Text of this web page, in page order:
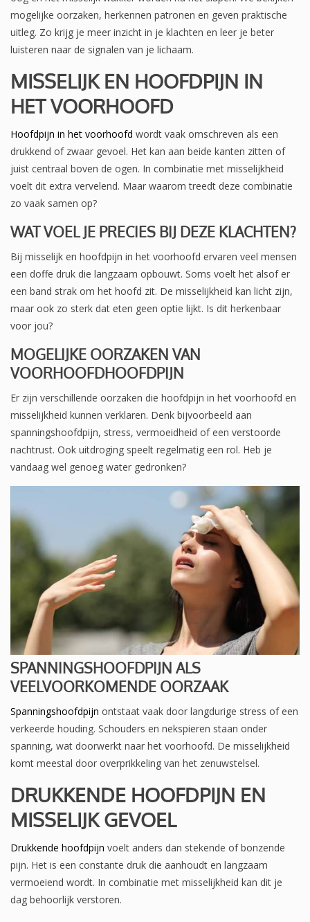
mogelijke oorzaken, herkennen patronen en geven praktische
uitleg. Zo krijg je meer inzicht in je klachten en leer je beter
luisteren naar de signalen van je lichaam.
MISSELIJK EN HOOFDPIJN IN
HET VOORHOOFD
Hoofdpijn in het voorhoofd wordt vaak omschreven als een
drukkend of zwaar gevoel. Het kan aan beide kanten zitten of
juist centraal boven de ogen. In combinatie met misselijkheid
voelt dit extra vervelend. Maar waarom treedt deze combinatie
zo vaak samen op?
WAT VOEL JE PRECIES BIJ DEZE KLACHTEN?
Bij misselijk en hoofdpijn in het voorhoofd ervaren veel mensen
een doffe druk die langzaam opbouwt. Soms voelt het alsof er
een band strak om het hoofd zit. De misselijkheid kan licht zijn,
maar ook zo sterk dat eten geen optie lijkt. Is dit herkenbaar
voor jou?
MOGELIJKE OORZAKEN VAN
VOORHOOFDHOOFDPIJN
Er zijn verschillende oorzaken die hoofdpijn in het voorhoofd en
misselijkheid kunnen verklaren. Denk bijvoorbeeld aan
spanningshoofdpijn, stress, vermoeidheid of een verstoorde
nachtrust. Ook uitdroging speelt regelmatig een rol. Heb je
vandaag wel genoeg water gedronken?
SPANNINGSHOOFDPIJN ALS
VEELVOORKOMENDE OORZAAK
Spanningshoofdpijn ontstaat vaak door langdurige stress of een
verkeerde houding. Schouders en nekspieren staan onder
spanning, wat doorwerkt naar het voorhoofd. De misselijkheid
komt meestal door overprikkeling van het zenuwstelsel.
DRUKKENDE HOOFDPIJN EN
MISSELIJK GEVOEL
Drukkende hoofdpijn voelt anders dan stekende of bonzende
pijn. Het is een constante druk die aanhoudt en langzaam
vermoeiend wordt. In combinatie met misselijkheid kan dit je
dag behoorlijk verstoren.